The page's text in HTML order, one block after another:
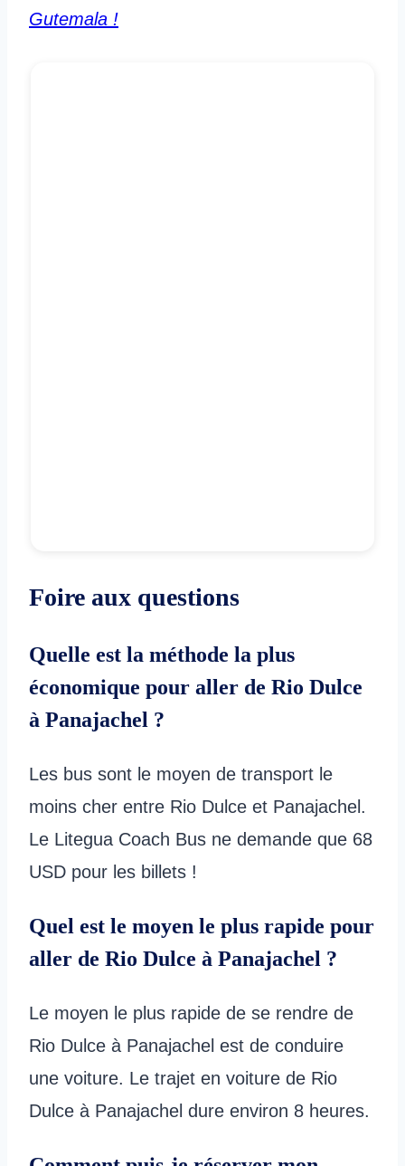
Gutemala !
Foire aux questions
Quelle est la méthode la plus
économique pour aller de Rio Dulce
à Panajachel ?
Les bus sont le moyen de transport le
moins cher entre Rio Dulce et Panajachel.
Le Litegua Coach Bus ne demande que 68
USD pour les billets !
Quel est le moyen le plus rapide pour
aller de Rio Dulce à Panajachel ?
Le moyen le plus rapide de se rendre de
Rio Dulce à Panajachel est de conduire
une voiture. Le trajet en voiture de Rio
Dulce à Panajachel dure environ 8 heures.